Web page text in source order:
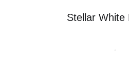
Stellar White